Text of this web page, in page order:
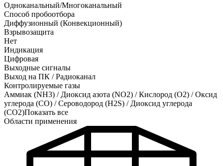
Одноканальный/Многоканальный
Способ пробоотбора
Диффузионный (Конвекционный)
Взрывозащита
Нет
Индикация
Цифровая
Выходные сигналы
Выход на ПК / Радиоканал
Контролируемые газы
Аммиак (NH3) / Диоксид азота (NO2) /Кислород (O2) /Оксид
углерода (CO) /Сероводород (H2S) / Диоксид углерода
(CO2)Показать все
Области применения